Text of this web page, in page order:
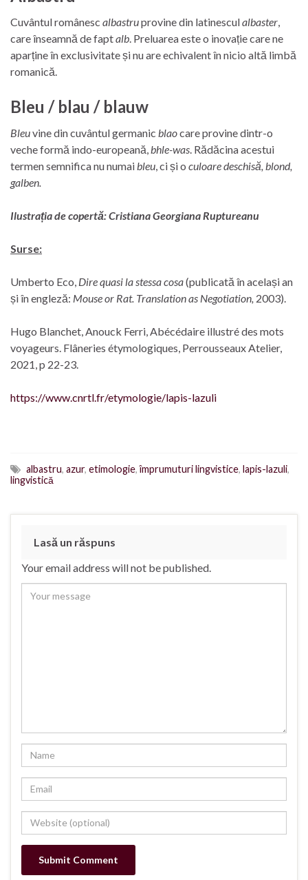
Cuvântul românesc albastruprovine din latinesculalbaster
care înseamnă de faptalb . Preluarea este o inovație care ne
aparține în exclusivitate și nu are echivalent în nicio altă limbă
romanică.
Bleu / blau / blauw
Bleuvine din cuvântul germanic blaocare provine dintr-o
veche formă indo-europeană, bhle-was . Rădăcina acestui
termen semnifica nu numai bleu , ci și o culoare deschisă, blond,
galben.
Ilustrația de copertă: Cristiana Georgiana Ruptureanu
Surse:
Umberto Eco, Dire quasi la stessa cosa(publicată în același an
și în engleză: Mouse or Rat. Translation as Negotiation, 2003).
Hugo Blanchet, Anouck Ferri, Abécédaire illustré des mots
voyageurs. Flâneries étymologiques, Perrousseaux Atelier,
2021, p 22-23.
https://www.cnrtl.fr/etymologie/lapis-lazuli
albastru, azur, etimologie,împrumuturi lingvistice, lapis-lazuli,
lingvistică
Lasă un răspuns
Your email address will not be published.